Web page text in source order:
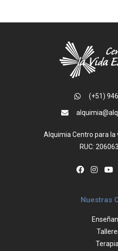
(+51)
Alquimia Centro para la
RUC:
Nuestras